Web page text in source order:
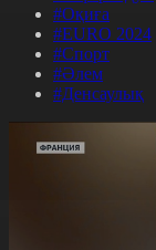
#Оқиға
#EURO 2024
#Спорт
#Әлем
#Денсаулық